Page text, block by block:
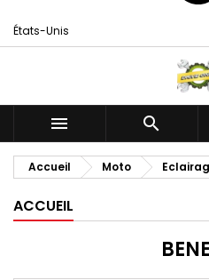
États-Unis
 
Accueil Moto
ACCUEIL